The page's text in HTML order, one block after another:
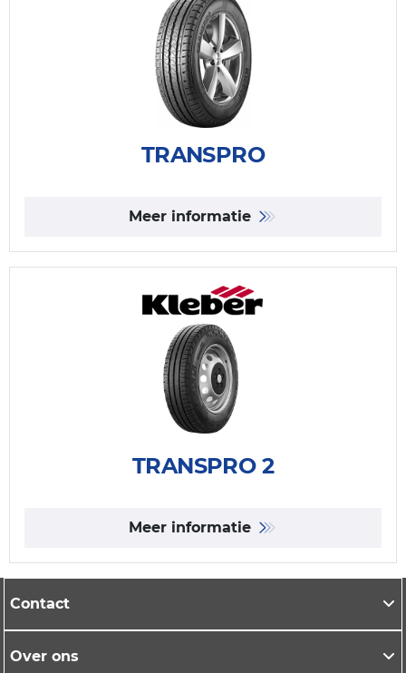
TRANSPRO
Meer informatie
TRANSPRO 2
Meer informatie
Contact
Over ons